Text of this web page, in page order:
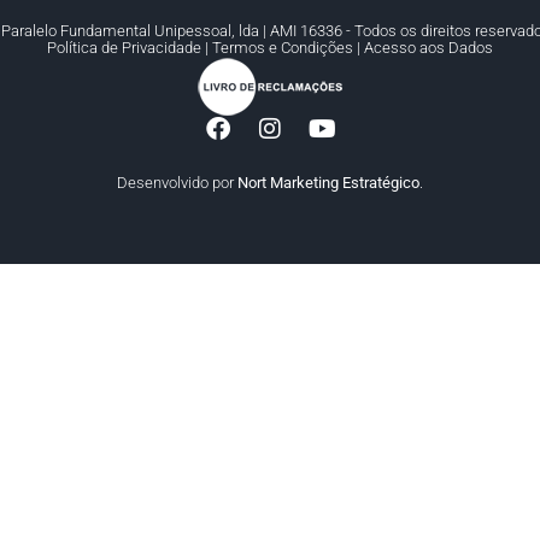
Fundamental Unipessoal, lda | AMI 16336 - Todos os direitos
Política de Privacidade | Termos e Condições | Acesso aos Dados
Desenvolvido por Nort Marketing Estratégico